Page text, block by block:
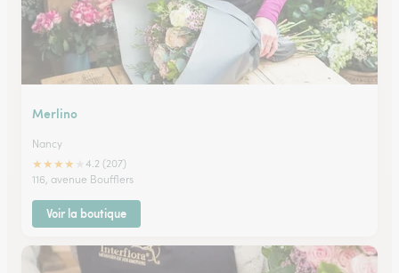
Merlino
Nancy
★★★★
4.2 (207)
116, avenue Boufflers
Voir la boutique